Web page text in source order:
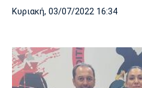
Κυριακή, 03/07/2022 16:34